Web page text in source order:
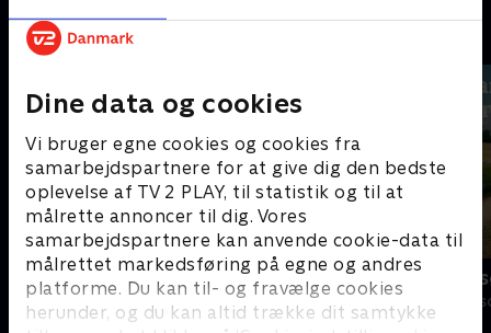
Dine data og cookies
Vi bruger egne cookies og cookies fra
samarbejdspartnere for at give dig den bedste
oplevelse af TV 2 PLAY, til statistik og til at
målrette annoncer til dig. Vores
samarbejdspartnere kan anvende cookie-data til
målrettet markedsføring på egne og andres
platforme. Du kan til- og fravælge cookies
herunder, og du kan altid trække dit samtykke
Andre så også
Forræder
Reality • 4 sæsoner
Landmand
Reality • 13